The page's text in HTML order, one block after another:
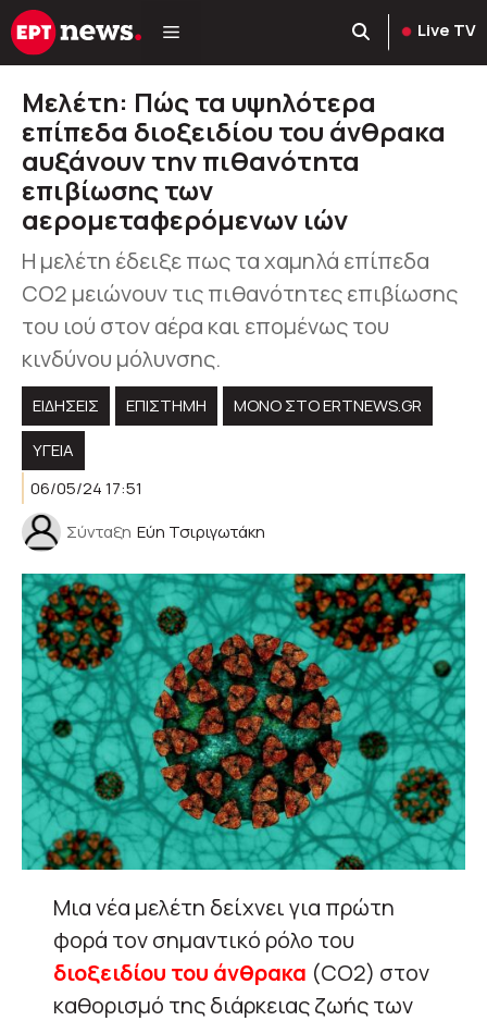
Μετάβαση
σε
Live TV
Μελέτη: Πώς τα υψηλότερα
επίπεδα διοξειδίου του άνθρακα
αυξάνουν την πιθανότητα
επιβίωσης των
αερομεταφερόμενων ιών
Η μελέτη έδειξε πως τα χαμηλά επίπεδα
CO2 μειώνουν τις πιθανότητες επιβίωσης
του ιού στον αέρα και επομένως του
κινδύνου μόλυνσης.
ΕΙΔΗΣΕΙΣ ΕΠΙΣΤΗΜΗ
ΜΟΝΟ ΣΤΟ ERTNEWS.GR
ΥΓΕΊΑ
06/05/24 17:51
Σύνταξη Εύη Τσιριγωτάκη
Μια νέα μελέτη δείχνει για πρώτη
φορά τον σημαντικό ρόλο του
διοξειδίου του άνθρακα (CO2) στον
καθορισμό της διάρκειας ζωής των